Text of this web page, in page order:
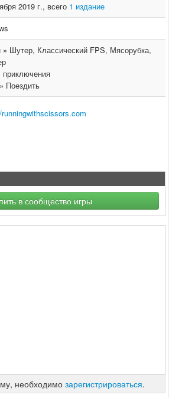
2019 г., всего 1 издание
Шутер, Классический FPS, Мясорубка,
приключения
Поездить
в сообщество игры
необходимо зарегистрироваться.